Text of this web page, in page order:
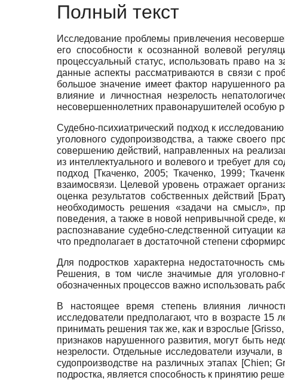
Полный текст
Исследование проблемы привлечения
его способности к осознанной волевой
процессуальный статус, использовать право на
данные аспекты рассматриваются в связи с
большое значение имеет фактор нарушенного
влияние и личностная незрелость
несовершеннолетних правонарушителей особую
Судебно-психиатрический подход к
уголовного судопроизводства, а также своего
совершению действий, направленных на
из интеллектуального и волевого и требует для
подход
[Ткаченко, 2005; Ткаченко, 1999;
взаимосвязи. Целевой уровень отражает
оценка результатов собственных действий [
необходимость решения «задачи на смысл»,
поведения, а также в новой непривычной среде,
распознавание судебно-следственной
что предполагает в достаточной степени
Для подростков характерна недостаточность
Решения, в том числе значимые для уголовно-
обозначенных процессов важно использовать
В настоящее время степень влияния
исследователи предполагают, что в возрасте
принимать решения так же, как и взрослые [
признаков нарушенного развития, могут быть
незрелости. Отдельные исследователи изучали,
судопроизводстве на различных этапах [Chien;
подростка, является способность к принятию